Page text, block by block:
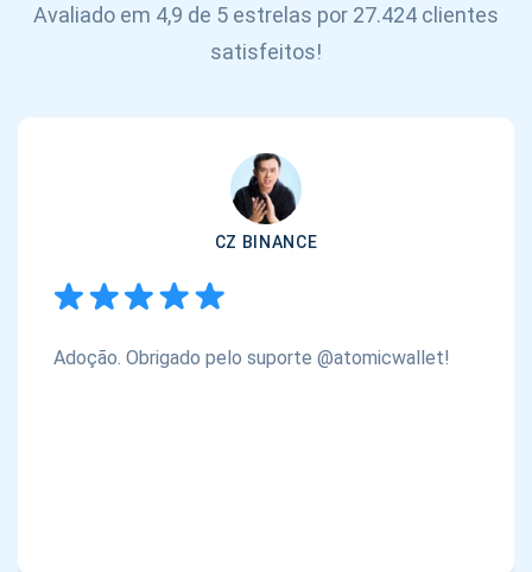
Avaliado em 4,9 de 5 estrelas por 27.424 clientes
satisfeitos!
CZ BINANCE
Adoção. Obrigado pelo suporte @atomicwallet!